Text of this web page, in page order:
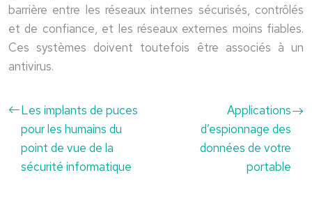
barrière entre les réseaux internes sécurisés, contrôlés
et de confiance, et les réseaux externes moins fiables.
Ces systèmes doivent toutefois être associés à un
antivirus.
Les implants de puces
pour les humains du
point de vue de la
sécurité informatique
Applications
d’espionnage des
données de votre
portable